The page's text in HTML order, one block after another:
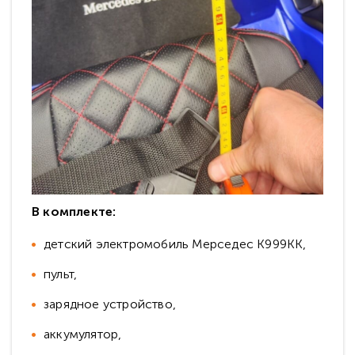
В комплекте:
детский электромобиль Мерседес К999КК,
пульт,
зарядное устройство,
аккумулятор,